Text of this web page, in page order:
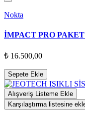
Nokta
İMPACT PRO
₺ 16.500,00
Sepete Ekle
Alışveriş Listeme Ekle
Karşılaştırma listesine